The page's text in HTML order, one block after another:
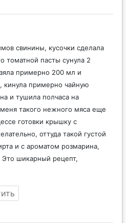
свинины, кусочки сделала
томатной пасты сунула 2
примерно 200 мл и
кинула примерно чайную
и тушила полчаса на
такого нежного мяса еще
готовки крышку с
оттуда такой густой
и с ароматом розмарина,
шикарный рецепт,